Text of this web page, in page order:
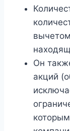
Он
акций